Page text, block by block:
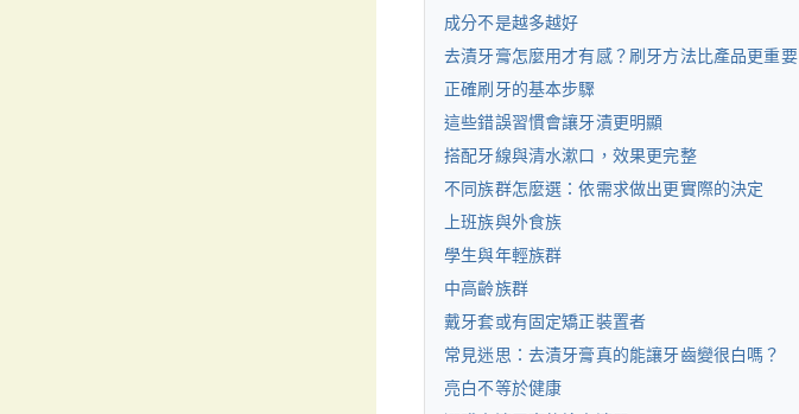
成分不是越多越好
去漬牙膏怎麼用才有感？刷牙方法比產品更重要
正確刷牙的基本步驟
這些錯誤習慣會讓牙漬更明顯
搭配牙線與清水漱口，效果更完整
不同族群怎麼選：依需求做出更實際的決定
上班族與外食族
學生與年輕族群
中高齡族群
戴牙套或有固定矯正裝置者
常見迷思：去漬牙膏真的能讓牙齒變很白嗎？
亮白不等於健康